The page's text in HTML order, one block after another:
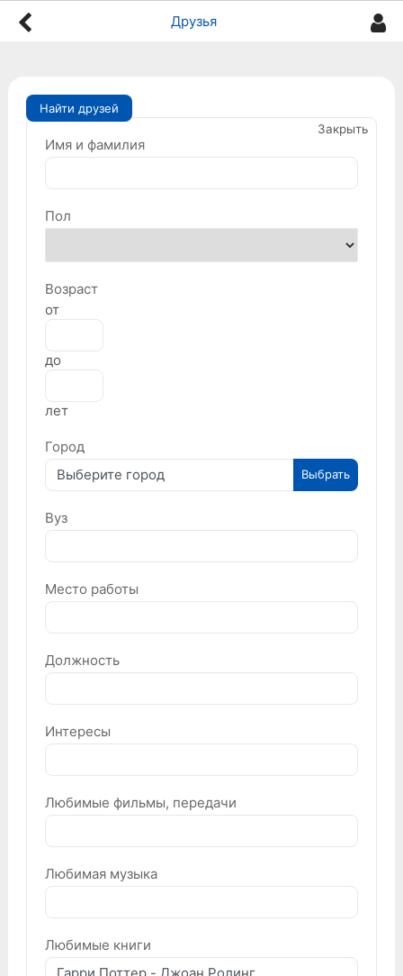
Друзья
Найти друзей
Закрыть
Имя и фамилия
Пол
Возраст
от
до
лет
Город
Выберите город
Выбрать
Вуз
Место работы
Должность
Интересы
Любимые фильмы, передачи
Любимая музыка
Любимые книги